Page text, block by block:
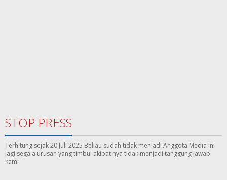
STOP PRESS
Terhitung sejak 20 Juli 2025 Beliau sudah tidak menjadi Anggota Media ini
lagi segala urusan yang timbul akibat nya tidak menjadi tanggung jawab
kami